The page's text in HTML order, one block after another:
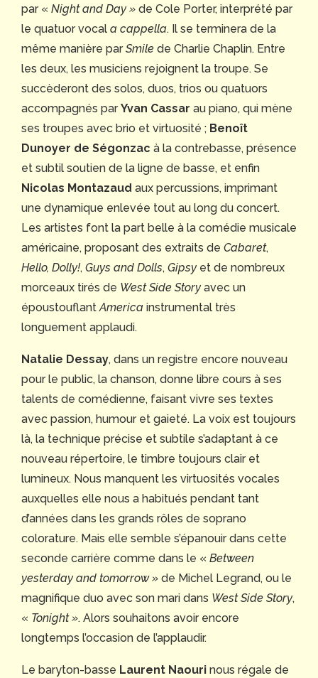
par « Night and Day » de Cole Porter, interprété par
le quatuor vocal a cappella. Il se terminera de la
même manière parSmile de Charlie Chaplin. Entre
les deux, les musiciens rejoignent la troupe. Se
succèderont des solos, duos, trios ou quatuors
accompagnés parYvan Cassar au piano, qui mène
ses troupes avec brio et virtuosité ; Benoît
Dunoyer de Ségonzac à la contrebasse, présence
et subtil soutien de la ligne de basse, et enfin
Nicolas Montazaud aux percussions, imprimant
une dynamique enlevée tout au long du concert.
Les artistes font la part belle à la comédie musicale
américaine, proposant des extraits de Cabaret,
Hello, Dolly!, Guys and Dolls, Gipsy et de nombreux
morceaux tirés de West Side Story avec un
époustouflantAmerica instrumental très
longuement applaudi.
Natalie Dessay, dans un registre encore nouveau
pour le public, la chanson, donne libre cours à ses
talents de comédienne, faisant vivre ses textes
avec passion, humour et gaieté. La voix est toujours
là, la technique précise et subtile s’adaptant à ce
nouveau répertoire, le timbre toujours clair et
lumineux. Nous manquent les virtuosités vocales
auxquelles elle nous a habitués pendant tant
d’années dans les grands rôles de soprano
colorature. Mais elle semble s’épanouir dans cette
seconde carrière comme dans le « Between
yesterday and tomorrow » de Michel Legrand, ou le
magnifique duo avec son mari dans West Side Story,
« Tonight ». Alors souhaitons avoir encore
longtemps l’occasion de l’applaudir.
Le baryton-basse Laurent Naouri nous régale de